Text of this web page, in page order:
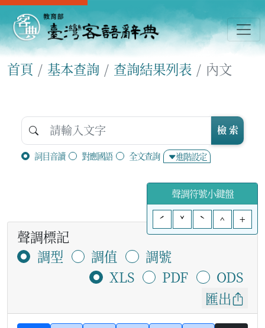
首頁 基本查詢 查詢結果列表 內文
詞目音讀 對應國語 全文查詢 進階設定
檢 索
聲調符號小鍵盤
ˊ
ˇ ˋ ^ +
聲調標記
調型
調值
調號
XLS
PDF
ODS
匯出